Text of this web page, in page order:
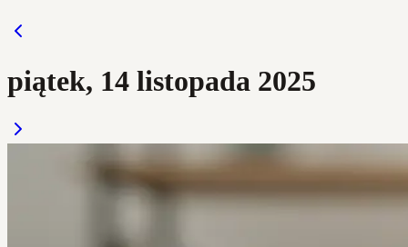
piątek, 14 listopada 2025